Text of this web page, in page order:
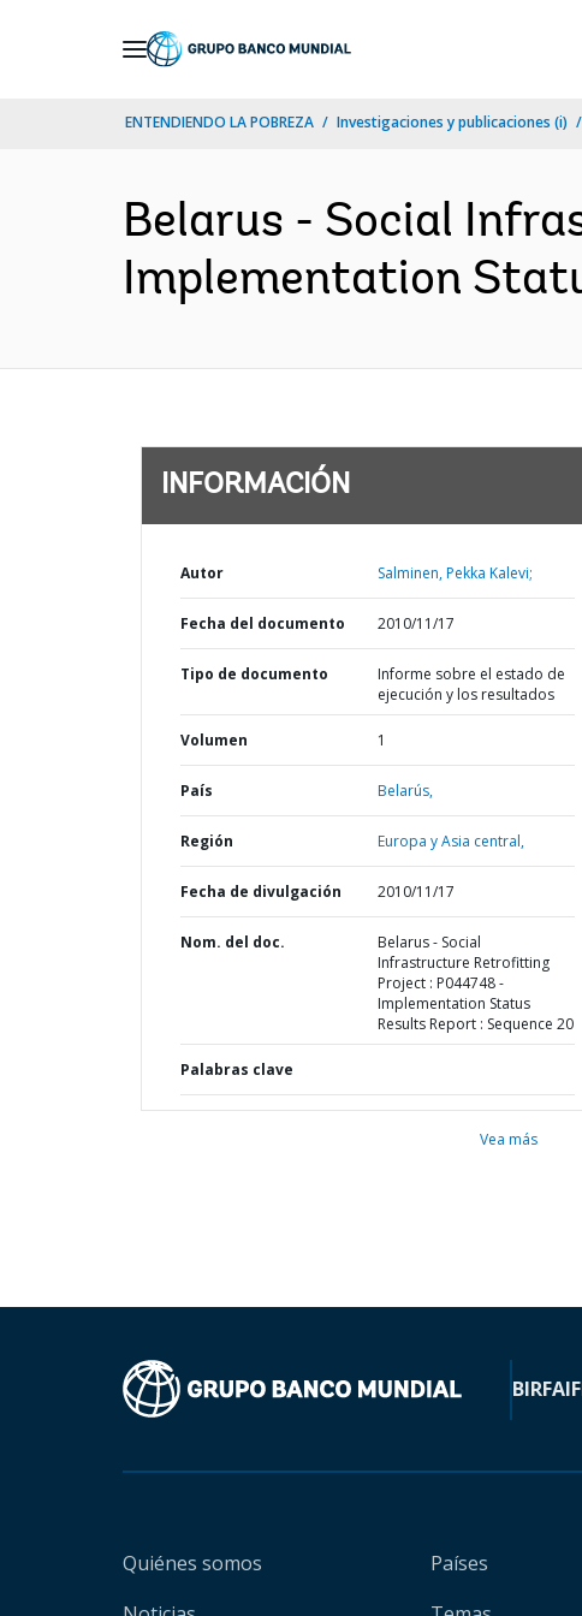
ENTENDIENDO LA POBREZA Investigaciones y publicaciones (i)
Belarus - Social
Implementation
INFORMACIÓN
Autor Salminen, Pekka Kalevi;
Fecha del documento 2010/11/17
Tipo de documento
Informe sobre el estado de
ejecución y los resultados
Volumen 1
País Belarús,
Región Europa y Asia central,
Fecha de divulgación 2010/11/17
Nom. del doc.
Belarus - Social
Infrastructure Retrofitting
Project : P044748 -
Implementation Status
Results Report : Sequence 20
Palabras clave
Vea más
BIRFAIF
Quiénes somos
Países